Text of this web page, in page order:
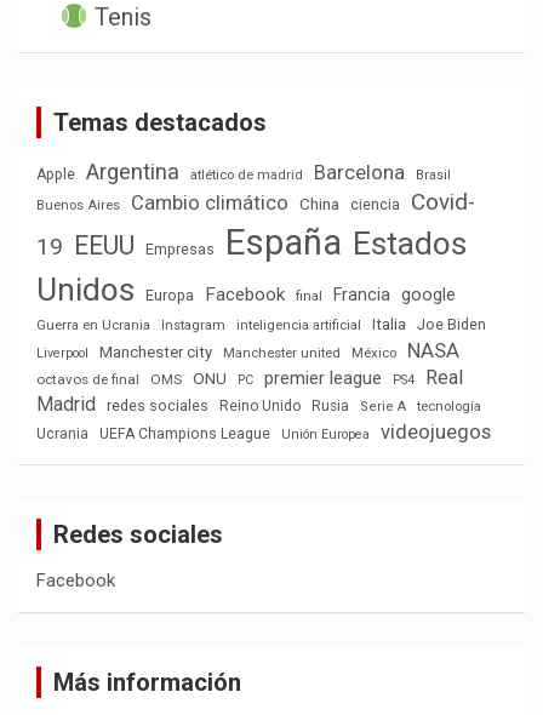
Tenis
Temas destacados
Apple Argentina atlético de madrid Barcelona
Brasil
Buenos Aires
Cambio climático China ciencia
Covid-
19 EEUU Empresas España Estados
Unidos
Europa Facebook final Francia google
Guerra en Ucrania Instagram inteligencia artificial Italia Joe Biden
Liverpool Manchester city Manchester united México NASA
octavos de final OMS ONU PC premier league PS4
Real
Madrid
redes sociales Reino Unido Rusia Serie A
tecnología
Ucrania
UEFA Champions League Unión Europea videojuegos
Redes sociales
Facebook
Más información